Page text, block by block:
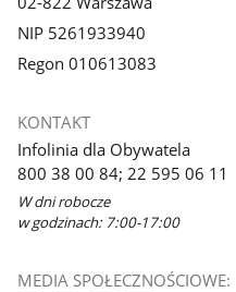
NIP 5261933940
Regon 010613083
KONTAKT
Infolinia dla Obywatela
800 38 00 84; 22 595 06 11
W dni robocze
w godzinach: 7:00-17:00
MEDIA SPOŁECZNOŚCIOWE: